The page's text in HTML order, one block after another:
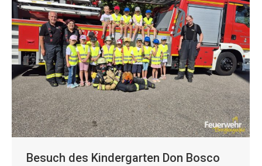
Besuch des Kindergarten Don Bosco